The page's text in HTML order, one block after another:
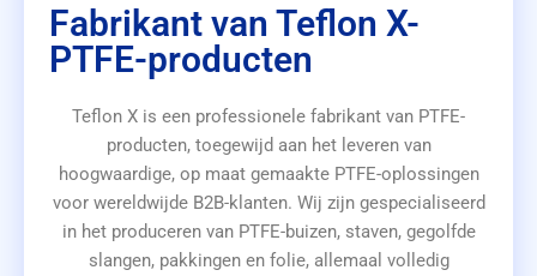
Fabrikant van Teflon X-
PTFE-producten
Teflon X is een professionele fabrikant van PTFE-
producten, toegewijd aan het leveren van
hoogwaardige, op maat gemaakte PTFE-oplossingen
voor wereldwijde B2B-klanten. Wij zijn gespecialiseerd
in het produceren van PTFE-buizen, staven, gegolfde
slangen, pakkingen en folie, allemaal volledig